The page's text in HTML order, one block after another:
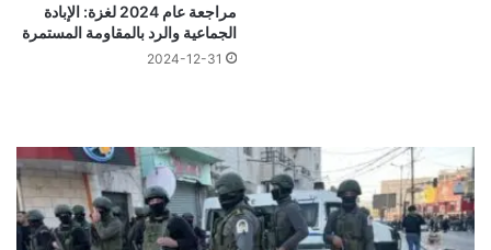
مراجعة عام 2024 لغزة: الإبادة
الجماعية والرد بالمقاومة المستمرة
2024-12-31